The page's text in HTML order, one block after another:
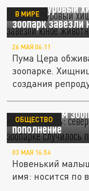
Новый суровый
зоопарк
В МИРЕ
26 МАЯ 06:11
Пума Цера
зоопарке.
создания
"Знакомьтесь:
челябинском
пополнение
ОБЩЕСТВО
03 МАЯ 16:54
Новенький
имя: носится по